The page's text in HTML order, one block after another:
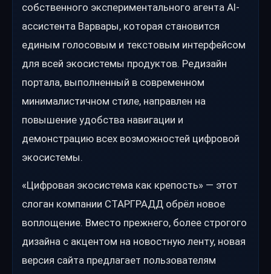
собственного экспериментального агента AI-
ассистента Варвары, которая становится
единым голосовым и текстовым интерфейсом
для всей экосистемы продуктов. Редизайн
портала, выполненный в современном
минималистичном стиле, направлен на
повышение удобства навигации и
демонстрацию всех возможностей цифровой
экосистемы.
«Цифровая экосистема как крепость» — этот
слоган компании СТАРГРАДД обрёл новое
воплощение. Вместо прежнего, более строгого
дизайна с акцентом на новостную ленту, новая
версия сайта предлагает пользователям